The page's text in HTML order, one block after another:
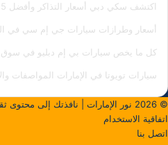
اكتشف سكي دبي أسعار التذاكر وأفضل 5 أنشطة ممتعة لعائلتك
أسعار وطرازات سيارات جي إم سي في
كل ما يخص سيارات بي إم دبليو في سوق
سيارات تويوتا في الإمارات المواصفات
© 2026 نور الإمارات | نافذتك إلى محتوى
اتفاقية الاستخدام
اتصل بنا